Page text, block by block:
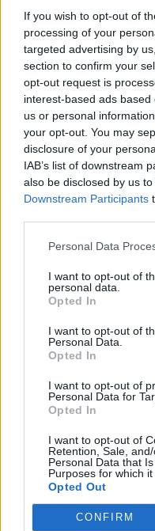
If you wish to opt-out of
processing of your
targeted advertising by
section to confirm your
opt-out request is
interest-based ads
us or personal
your opt-out. You may
disclosure of your
IAB’s list of downstream
also be disclosed by us
Downstream Participants
Personal Data
I want to opt-out of
personal data.
Opted In
I want to opt-out of
Personal Data.
Opted In
I want to opt-out of
Personal Data for
Opted In
I want to opt-out of
Retention, Sale,
Personal Data that
Purposes for which it
Opted Out
CONFIRM
ΠΑΓΚΟΣΜΙΑ ΗΜΕΡΑ
ΠΕΡΙΣΣΟΤΕΡΑ
μετά